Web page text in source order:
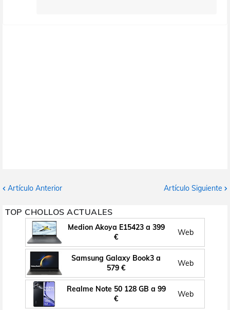
Artículo Anterior Artículo Siguiente
TOP CHOLLOS ACTUALES
Medion Akoya E15423 a 399
€
Web
Samsung Galaxy Book3 a
579 €
Web
Realme Note 50 128 GB a 99
€
Web